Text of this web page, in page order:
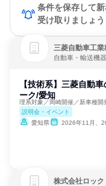
条件を保存して
受け取りましょう
三菱自動車工
自動車・輸送機
【技術系】三菱自動
ーク/愛知
理系対象／岡崎開催／新車種開
説明会・イベント
愛知県
2026年11月、
株式会社ロッ